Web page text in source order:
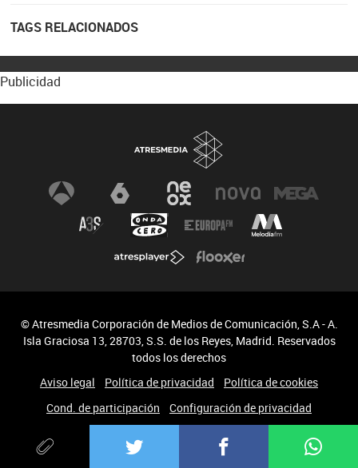
TAGS RELACIONADOS
Publicidad
© Atresmedia Corporación de Medios de Comunicación, S.A - A.
Isla Graciosa 13, 28703, S.S. de los Reyes, Madrid. Reservados
todos los derechos
Aviso legal
Política de privacidad
Política de cookies
Cond. de participación
Configuración de privacidad